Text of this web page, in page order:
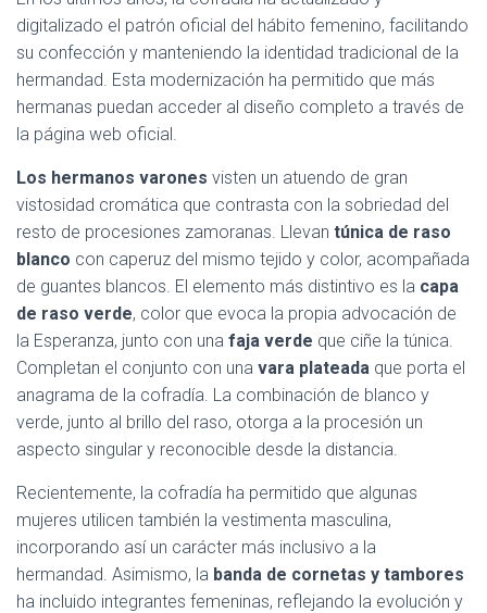
digitalizado el patrón oficial del hábito femenino, facilitando
su confección y manteniendo la identidad tradicional de la
hermandad. Esta modernización ha permitido que más
hermanas puedan acceder al diseño completo a través de
la página web oficial.
Los hermanos varones visten un atuendo de gran
vistosidad cromática que contrasta con la sobriedad del
resto de procesiones zamoranas. Llevan túnica de raso
blanco con caperuz del mismo tejido y color, acompañada
de guantes blancos. El elemento más distintivo es la capa
de raso verde, color que evoca la propia advocación de
la Esperanza, junto con una faja verde que ciñe la túnica.
Completan el conjunto con una vara plateada que porta el
anagrama de la cofradía. La combinación de blanco y
verde, junto al brillo del raso, otorga a la procesión un
aspecto singular y reconocible desde la distancia.
Recientemente, la cofradía ha permitido que algunas
mujeres utilicen también la vestimenta masculina,
incorporando así un carácter más inclusivo a la
hermandad. Asimismo, la banda de cornetas y tambores
ha incluido integrantes femeninas, reflejando la evolución y